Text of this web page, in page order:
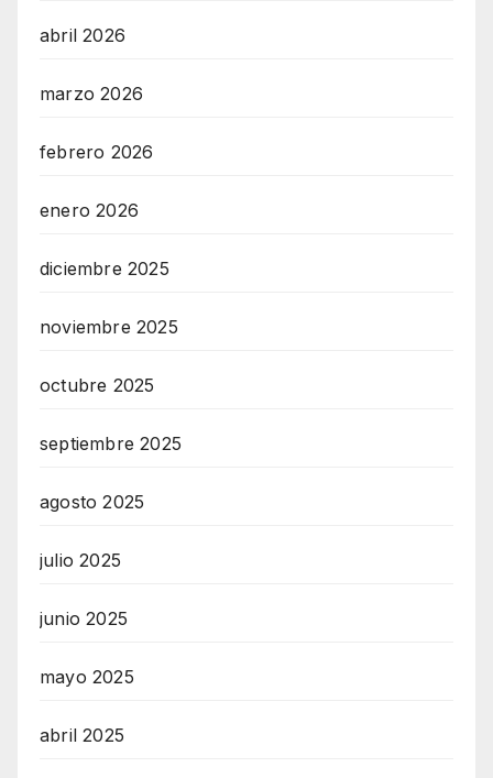
abril 2026
marzo 2026
febrero 2026
enero 2026
diciembre 2025
noviembre 2025
octubre 2025
septiembre 2025
agosto 2025
julio 2025
junio 2025
mayo 2025
abril 2025